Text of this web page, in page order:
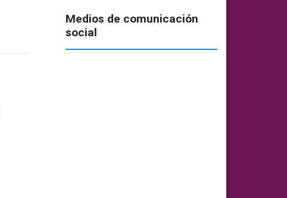
Medios de comunicación
social